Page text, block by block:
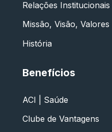
Relações Institucionais
Missão, Visão, Valores
História
Benefícios
ACI | Saúde
Clube de Vantagens